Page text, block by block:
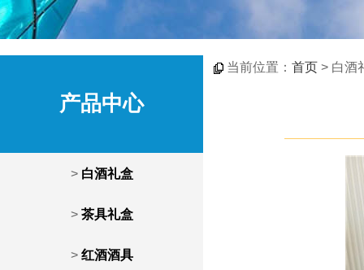
产品中心
> 白酒礼盒
> 茶具礼盒
> 红酒酒具
当前位置： 首页 > 白酒